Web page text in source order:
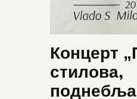
ВИДЕО
КОНТАКТ
Концерт
стилова,